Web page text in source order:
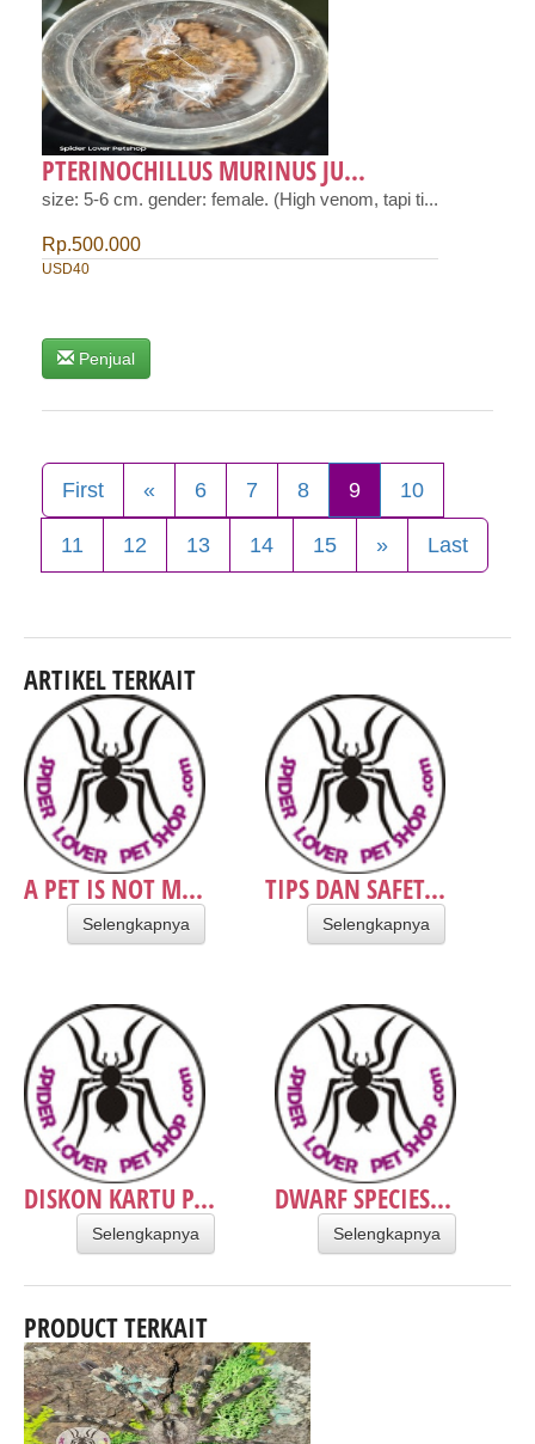
PTERINOCHILLUS MURINUS JU...
size: 5-6 cm. gender: female. (High venom, tapi ti...
Rp.500.000
USD40
Penjual
First « 6 7 8 9 10
11 12 13 14 15 » Last
ARTIKEL TERKAIT
A PET IS NOT M...
Selengkapnya
TIPS DAN SAFET...
Selengkapnya
DISKON KARTU P...
Selengkapnya
DWARF SPECIES...
Selengkapnya
PRODUCT TERKAIT